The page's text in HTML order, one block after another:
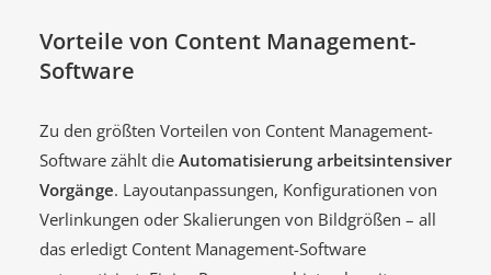
Vorteile von Content Management-
Software
Zu den größten Vorteilen von Content Management-
Software zählt die Automatisierung arbeitsintensiver
Vorgänge. Layoutanpassungen, Konfigurationen von
Verlinkungen oder Skalierungen von Bildgrößen – all
das erledigt Content Management-Software